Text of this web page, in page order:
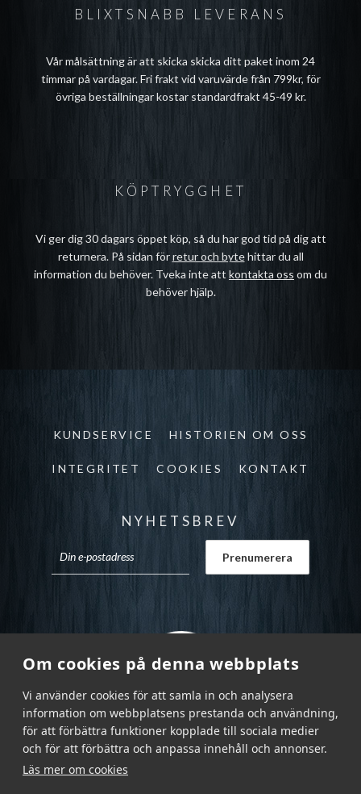
Om cookies på denna webbplats
Vi använder cookies för att samla in och analysera
information om webbplatsens prestanda och användning,
för att förbättra funktioner kopplade till sociala medier
och för att förbättra och anpassa innehåll och annonser.
Läs mer om cookies
BLIXTSNABB LEVERANS
Vår målsättning är att skicka skicka ditt paket inom 24
timmar på vardagar. Fri frakt vid varuvärde från 799kr, för
övriga beställningar kostar standardfrakt 45-49 kr.
KÖPTRYGGHET
Vi ger dig 30 dagars öppet köp, så du har god tid på dig att
returnera. På sidan förretur och bytehittar du all
information du behöver. Tveka inte att kontakta oss om du
behöver hjälp.
KUNDSERVICE HISTORIEN OM OSS
INTEGRITET COOKIES KONTAKT
NYHETSBREV